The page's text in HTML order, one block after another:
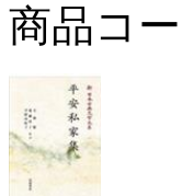
商品コー